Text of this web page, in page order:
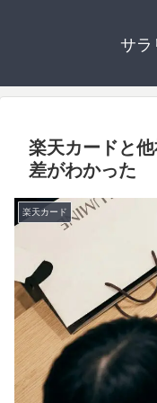
サラ
楽天カードと
差がわかった
楽天カード